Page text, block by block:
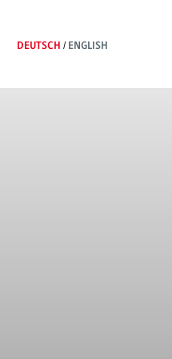
DEUTSCH ENGLISH